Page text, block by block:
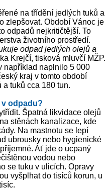
na třídění jedlých tuků a
zlepšovat. Období Vánoc je
odpadů nejkritičtější. To
životního prostředí.
odpad jedlých olejů a
Krejčí, tisková mluvčí MŽP.
například naplnilo 5 000
kraj v tomto období
tuků cca 180 tun.
odpadu?
Špatná likvidace olejů
stěnách kanalizace, kde
Na mastnotu se lepí
ubrousky nebo hygienické
Ať jde o ucpaný
vodou nebo
se tuku v ulicích. Opravy
vyšplhat do tisíců korun, u